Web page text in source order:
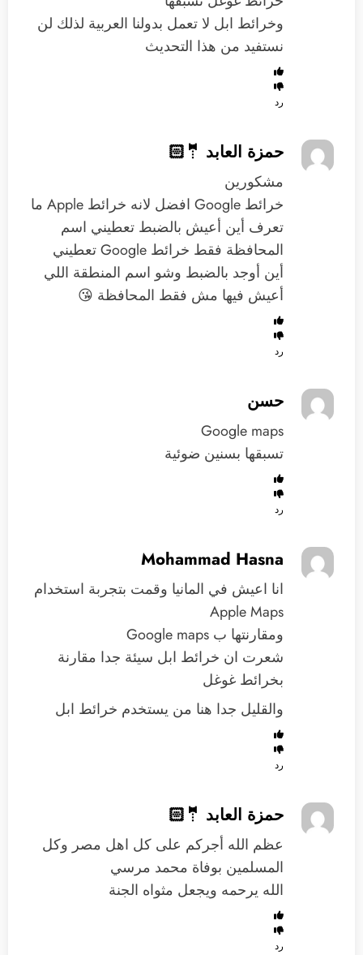
وخرائط ابل لا تعمل بدولنا العربية لذلك لن
نستفيد من هذا التحديث
رد
حمزة العابد 🤵🏻
مشكورين
خرائط ‫Google‬ افضل لانه خرائط Apple ما
تعرف أين أعيش بالضبط تعطيني اسم
المحافظة فقط خرائط ‫Google‬ تعطيني
أين أوجد بالضبط وشو اسم المنطقة اللي
أعيش فيها مش فقط المحافظة 😘
رد
حسن
Google maps
تسبقها بسنين ضوئية
رد
Mohammad Hasna
انا اعيش في المانيا وقمت بتجربة استخدام
Apple Maps
ومقارنتها ب Google maps
شعرت ان خرائط ابل سيئة جدا مقارنة
بخرائط غوغل
والقليل جدا هنا من يستخدم خرائط ابل
رد
حمزة العابد 🤵🏻
عظم الله أجركم على كل اهل مصر وكل
المسلمين بوفاة محمد مرسي
الله يرحمه ويجعل مثواه الجنة
رد